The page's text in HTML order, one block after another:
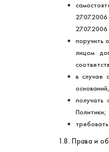
поручить
лицом
в случае
получать
Политики;
1.8. Права и